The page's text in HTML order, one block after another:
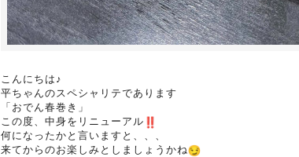
こんにちは♪
平ちゃんのスペシャリテであります
「おでん春巻き」
この度、中身をリニューアル
何になったかと言いますと、、、
来てからのお楽しみとしましょうかね